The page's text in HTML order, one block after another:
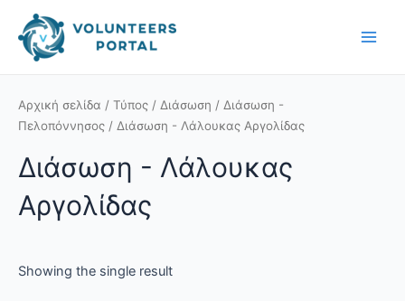
content
Αρχική σελίδα / Τύπος / Διάσωση / Διάσωση -
Πελοπόννησος / Διάσωση - Λάλουκας Αργολίδας
Διάσωση - Λάλουκας
Αργολίδας
Showing the single result